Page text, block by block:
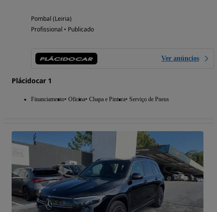
Pombal (Leiria)
Profissional • Publicado
Ver anúncios
Plácidocar 1
Financiamento Oficina Chapa e Pintura Serviço de Pneus